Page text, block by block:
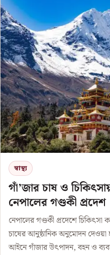
স্বাস্থ্য
গাঁ’জার চাষ ও
নেপালের গণ্ডকী প্রদেশ
নেপালের গণ্ডকী প্রদেশে
চাষের আনুষ্ঠানিক অনুমোদন দেওয়া
আইনে গাঁজার উৎপাদন, বহন ও